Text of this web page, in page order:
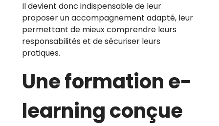
Il devient donc indispensable de leur
proposer un accompagnement adapté, leur
permettant de mieux comprendre leurs
responsabilités et de sécuriser leurs
pratiques.
Une formation e-
learning conçue